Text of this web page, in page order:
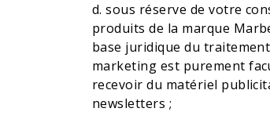
d. sous réserve de votre
produits de la marque
base juridique du
marketing est purement
recevoir du matériel
newsletters ;